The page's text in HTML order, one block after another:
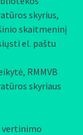
skyrius,
skaitmeninį
el. paštu
RMMVB
skyriaus
vertinimo